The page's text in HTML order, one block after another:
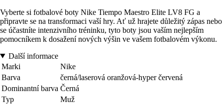
Vyberte si fotbalové boty Nike Tiempo Maestro Elite LV8 FG a
připravte se na transformaci vaší hry. Ať už hrajete důležitý zápas nebo
se účastníte intenzivního tréninku, tyto boty jsou vaším nejlepším
pomocníkem k dosažení nových výšin ve vašem fotbalovém výkonu.
Další informace
Marki
Nike
Barva
černá/laserová oranžová-hyper červená
Dominantní barva Černá
Typ
Muž